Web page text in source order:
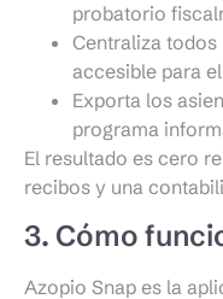
probatorio
Centraliza todos
accesible para
Exporta los
programa
El resultado es cero
recibos y una
3. Cómo
Azopio Snap es la